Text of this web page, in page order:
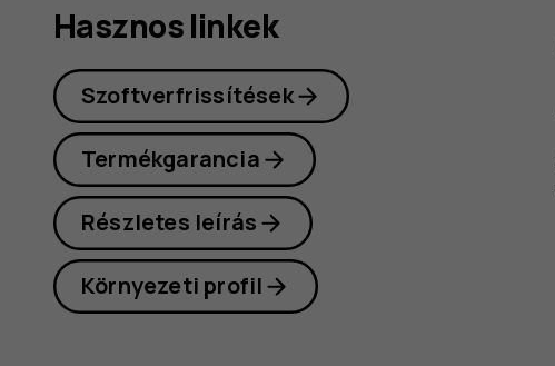
Hasznos linkek
Szoftverfrissítések
Termékgarancia
Részletes leírás
Környezeti profil